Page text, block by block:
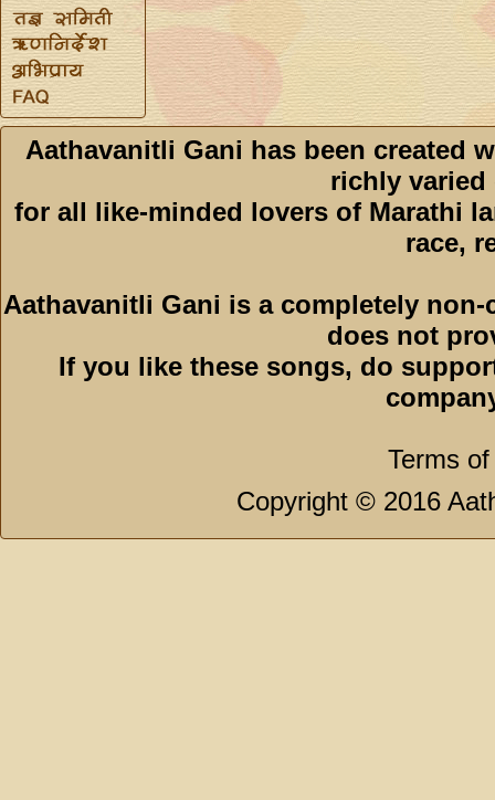
Aathavanitli Gani has been created
richly varied
for all like-minded lovers of Marathi
race,
Aathavanitli Gani is a completely
does not
If you like these songs, do
Terms
Copyright © 2016